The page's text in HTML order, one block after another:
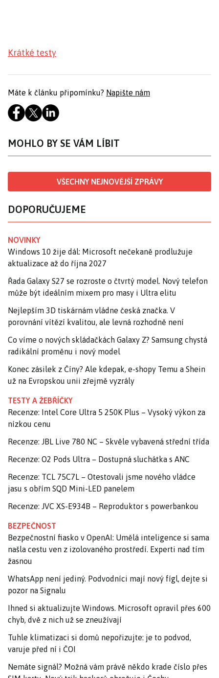
Krátké testy
Máte k článku připomínku? Napište nám
MOHLO BY SE VÁM LÍBIT
VŠECHNY NEJNOVĚJŠÍ ZPRÁVY
DOPORUČUJEME
NOVINKY
Windows 10 žije dál: Microsoft nečekaně prodlužuje
aktualizace až do října 2027
Řada Galaxy S27 se rozroste o čtvrtý model. Nový telefon
může být ideálním mixem pro masy i Ultra elitu
Nejlepším 3D tiskárnám vládne česká značka. V
porovnání vítězí kvalitou, ale levná rozhodně není
Co víme o nových skládačkách Galaxy Z? Samsung chystá
radikální proměnu i nový model
Konec zásilek z Číny? Ale kdepak, e-shopy Temu a Shein
už na Evropskou unii zřejmě vyzrály
TESTY A ŽEBŘÍČKY
Recenze: Intel Core Ultra 5 250K Plus – Vysoký výkon za
nízkou cenu
Recenze: JBL Live 780 NC – Skvěle vybavená střední třída
Recenze: O2 Pods Ultra – Dostupná sluchátka s ANC
Recenze: TCL 75C7L – Otestovali jsme nového vládce
jasu s obřím SQD Mini-LED panelem
Recenze: JVC XS-E934B – Reproduktor s powerbankou
BEZPEČNOST
Bezpečnostní fiasko v OpenAI: Umělá inteligence si sama
našla cestu ven z izolovaného prostředí. Experti nad tím
žasnou
WhatsApp není jediný. Podvodníci mají nový fígl, dejte si
pozor na Signalu
Ihned si aktualizujte Windows. Microsoft opravil přes 600
chyb, dvě z nich už se zneužívají
Tuhle klimatizaci si domů nepořizujte: je to podvod,
varuje před ní i ČOI
Nemáte signál? Možná vám právě někdo krade číslo přes